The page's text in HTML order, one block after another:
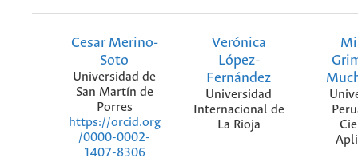
Cesar Merino-
Soto
Universidad de
San Martín de
Porres
https://orcid.org
/0000-0002-
1407-8306
Verónica
López-
Fernández
Universidad
Internacional de
La Rioja